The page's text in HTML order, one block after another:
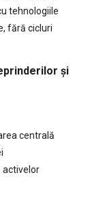
tehnologiile
fără cicluri
și
centrală
activelor